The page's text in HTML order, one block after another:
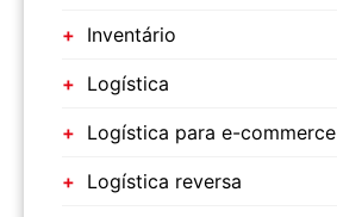
Inventário
Logística
Logística para e-commerce
Logística reversa